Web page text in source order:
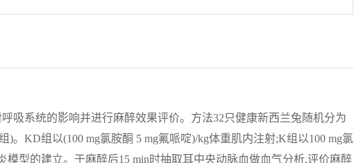
吸系统的影响并进行麻醉效果评价。方法32只健康新西兰兔随机分为
。KD组以(100 mg氯胺酮 5 mg氟哌啶)/kg体重肌内注射;K组以100 mg氯
模型的建立。于麻醉后15 min时抽取耳中央动脉血做血气分析,评价麻醉